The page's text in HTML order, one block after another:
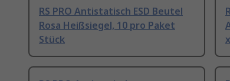
RS PRO Antistatisch ESD Beutel
Rosa Heißsiegel, 10 pro Paket
Stück